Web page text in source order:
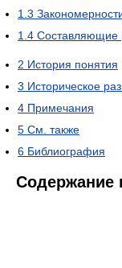
1.3
1.4 Составляющие
2 История понятия
3 Историческое
4 Примечания
5 См. также
6 Библиография
Содержание